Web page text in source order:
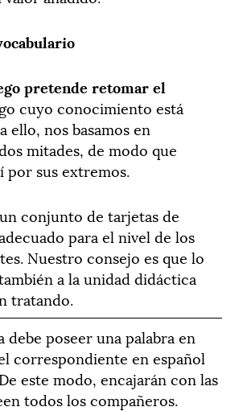
pretende retomar el
cuyo conocimiento está
ello, nos basamos en
mitades, de modo que
por sus extremos.
conjunto de tarjetas de
para el nivel de los
Nuestro consejo es que lo
a la unidad didáctica
tratando.
debe poseer una palabra en
correspondiente en español
este modo, encajarán con las
todos los compañeros.